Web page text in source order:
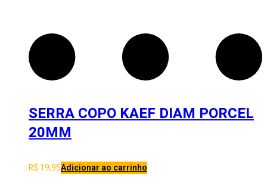
SERRA COPO KAEF DIAM PORCEL
20MM
R$ 19,95Adicionar ao carrinho